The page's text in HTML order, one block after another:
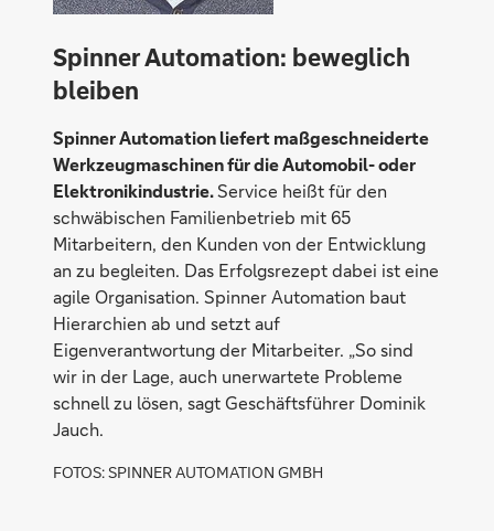
Spinner Automation: beweglich
bleiben
Spinner Automation liefert maß­geschneiderte
Werkzeugmaschinen für die Automobil- oder
Elektronik­industrie.Service heißt für den
schwäbischen Familienbetrieb mit 65
Mitarbeitern, den Kunden von der Entwicklung
an zu begleiten. Das Erfolgsrezept dabei ist eine
agile Organisation. Spinner Automation baut
Hierarchien ab und setzt auf
Eigenverantwortung der Mitarbeiter. „So sind
wir in der Lage, auch unerwartete Probleme
schnell zu lösen, sagt Geschäftsführer Dominik
Jauch.
FOTOS: SPINNER AUTOMATION GMBH